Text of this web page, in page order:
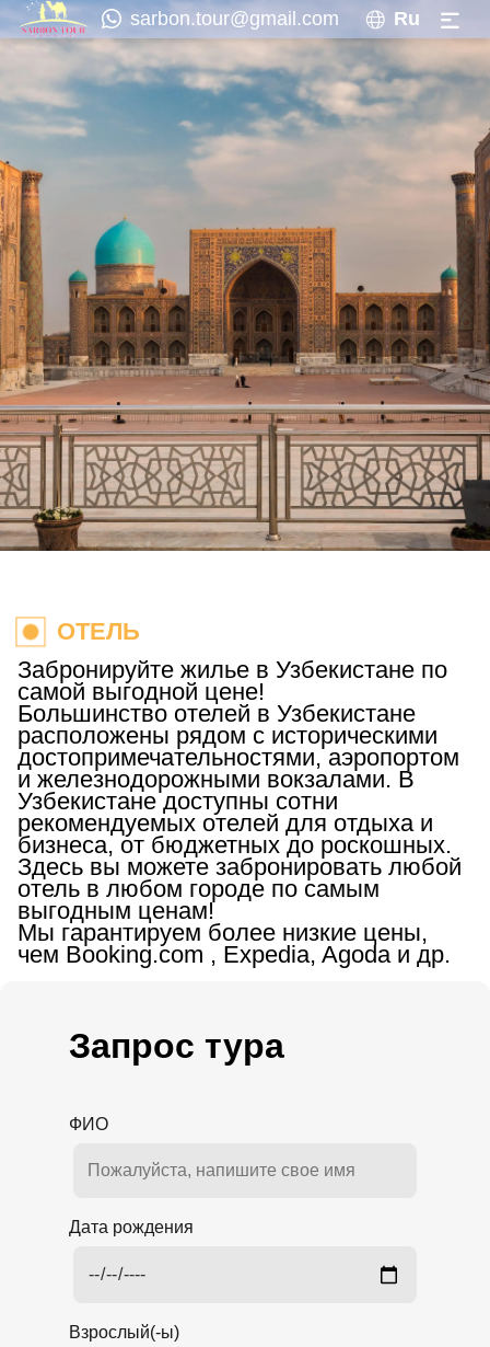
sarbon.tour@gmail.com Ru
ОТЕЛЬ
Забронируйте жилье в Узбекистане по
самой выгодной цене!
Большинство отелей в Узбекистане
расположены рядом с историческими
достопримечательностями, аэропортом
и железнодорожными вокзалами. В
Узбекистане доступны сотни
рекомендуемых отелей для отдыха и
бизнеса, от бюджетных до роскошных.
Здесь вы можете забронировать любой
отель в любом городе по самым
выгодным ценам!
Мы гарантируем более низкие цены,
чем Booking.com , Expedia, Agoda и др.
Запрос тура
ФИО
Дата рождения
Взрослый(-ы)